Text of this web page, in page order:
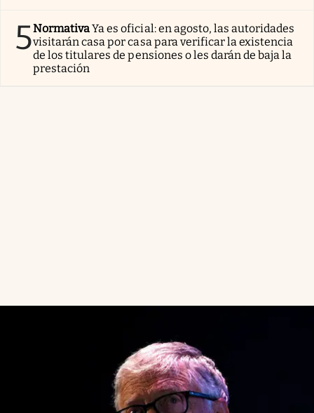
5NormativaYa es oficial: en agosto, las autoridades
visitarán casa por casa para verificar la existencia
de los titulares de pensiones o les darán de baja la
prestación